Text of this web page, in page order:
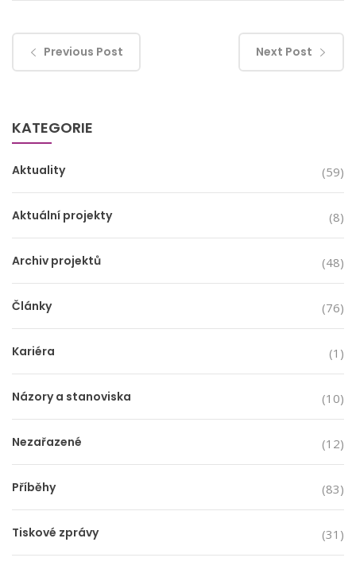
Previous Post Next Post
KATEGORIE
Aktuality (59)
Aktuální projekty (8)
Archiv projektů (48)
Články (76)
Kariéra (1)
Názory a stanoviska (10)
Nezařazené (12)
Příběhy (83)
Tiskové zprávy (31)